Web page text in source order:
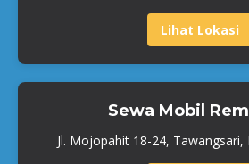
Lihat Lokasi
Sewa Mobil
Jl. Mojopahit 18-24, Tawangsari,